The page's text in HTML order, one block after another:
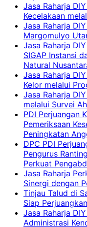
Jasa Raharja
Kecelakaan
Jasa Raharja
Margomulyo
Jasa Raharja
SIGAP Instansi
Natural
Jasa Raharja
Kelor melalui
Jasa Raharja
melalui Survei
PDI Perjuangan
Pemeriksaan
Peningkatan
DPC PDI
Pengurus
Perkuat
Jasa Raharja
Sinergi dengan
Tinjau Talud di
Siap
Jasa Raharja
Administrasi